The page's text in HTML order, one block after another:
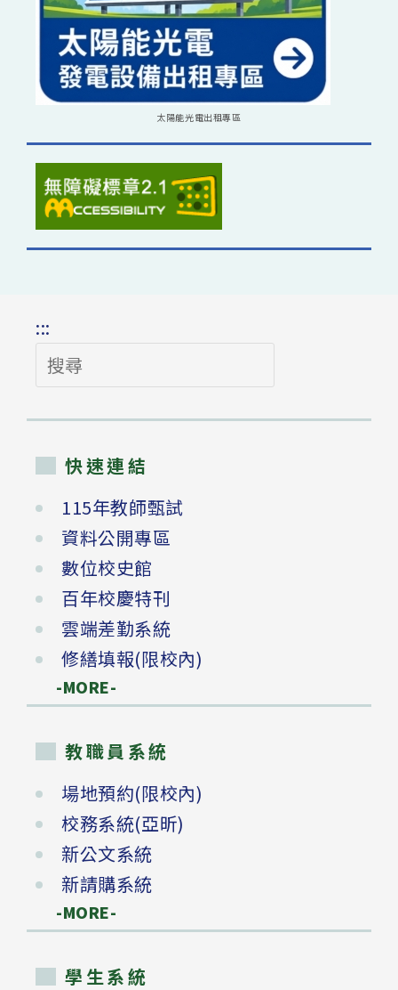
太陽能光電出租專區
:::
搜
尋
快速連結
115年教師甄試
資料公開專區
數位校史館
百年校慶特刊
雲端差勤系統
修繕填報(限校內)
-MORE-
教職員系統
場地預約(限校內)
校務系統(亞昕)
新公文系統
新請購系統
-MORE-
學生系統